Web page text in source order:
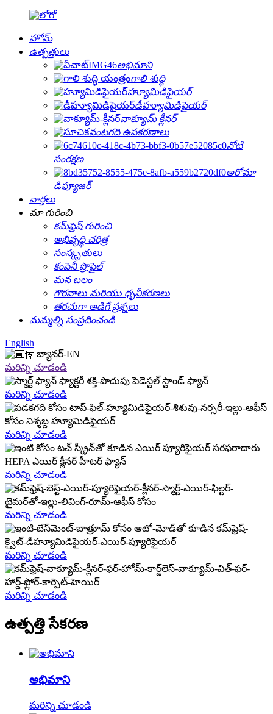
హోమ్
ఉత్పత్తులు
అభిమాని
గాలి శుద్ధి
హ్యూమిడిఫైయర్
డీహ్యూమిడిఫైయర్
వాక్యూమ్ క్లీనర్
వంటగది ఉపకరణాలు
నోటి
సంరక్షణ
అరోమా
డిఫ్యూజర్
వార్తలు
మా గురించి
కమ్‌ఫ్రెష్ గురించి
అభివృద్ధి చరిత్ర
సంస్కృతులు
కంపెనీ ప్రొఫైల్
మన బలం
గౌరవాలు మరియు ధృవీకరణలు
తరచుగా అడిగే ప్రశ్నలు
మమ్మల్ని సంప్రదించండి
English
మరిన్ని చూడండి
మరిన్ని చూడండి
మరిన్ని చూడండి
మరిన్ని చూడండి
మరిన్ని చూడండి
మరిన్ని చూడండి
మరిన్ని చూడండి
ఉత్పత్తి సేకరణ
అభిమాని
మరిన్ని చూడండి